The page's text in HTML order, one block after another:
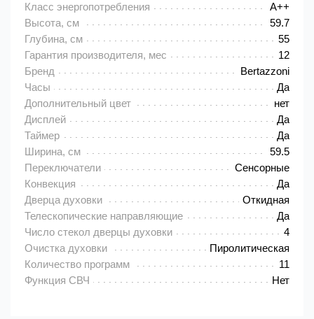
Класс энергопотребления
A++
Высота, см
59.7
Глубина, см
55
Гарантия производителя, мес
12
Бренд
Bertazzoni
Часы
Да
Дополнительный цвет
нет
Дисплей
Да
Таймер
Да
Ширина, см
59.5
Переключатели
Сенсорные
Конвекция
Да
Дверца духовки
Откидная
Телескопические направляющие
Да
Число стекол дверцы духовки
4
Очистка духовки
Пиролитическая
Количество программ
11
Функция СВЧ
Нет